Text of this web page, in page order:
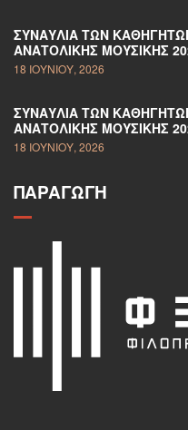
ΣΥΝΑΥΛΊΑ ΤΩΝ
ΑΝΑΤΟΛΙΚΉΣ ΜΟΥΣΙΚΉΣ
18 ΙΟΥΝΊΟΥ, 2026
ΣΥΝΑΥΛΊΑ ΤΩΝ
ΑΝΑΤΟΛΙΚΉΣ ΜΟΥΣΙΚΉΣ
18 ΙΟΥΝΊΟΥ, 2026
ΠΑΡΑΓΩΓΉ